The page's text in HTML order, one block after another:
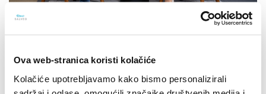
Ova web-stranica koristi kolačiće
Kolačiće upotrebljavamo kako bismo personalizirali
15.10.2025.
SPACE2TALK: Epizoda #14: [Intelekt,